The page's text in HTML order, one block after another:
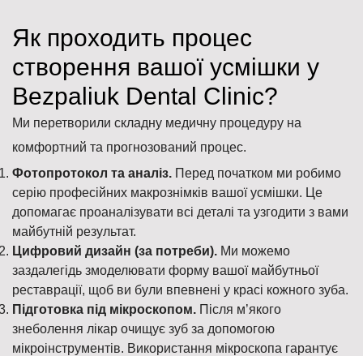
Як проходить процес
створення вашої усмішки у
Bezpaliuk Dental Clinic?
Ми перетворили складну медичну процедуру на
комфортний та прогнозований процес.
Фотопротокол та аналіз. Перед початком ми робимо
серію професійних макрознімків вашої усмішки. Це
допомагає проаналізувати всі деталі та узгодити з вами
майбутній результат.
Цифровий дизайн (за потреби). Ми можемо
заздалегідь змоделювати форму вашої майбутньої
реставрації, щоб ви були впевнені у красі кожного зуба.
Підготовка під мікроскопом. Після м’якого
знеболення лікар очищує зуб за допомогою
мікроінструментів. Використання мікроскопа гарантує